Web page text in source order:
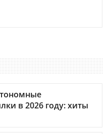
в 2026 году: хиты